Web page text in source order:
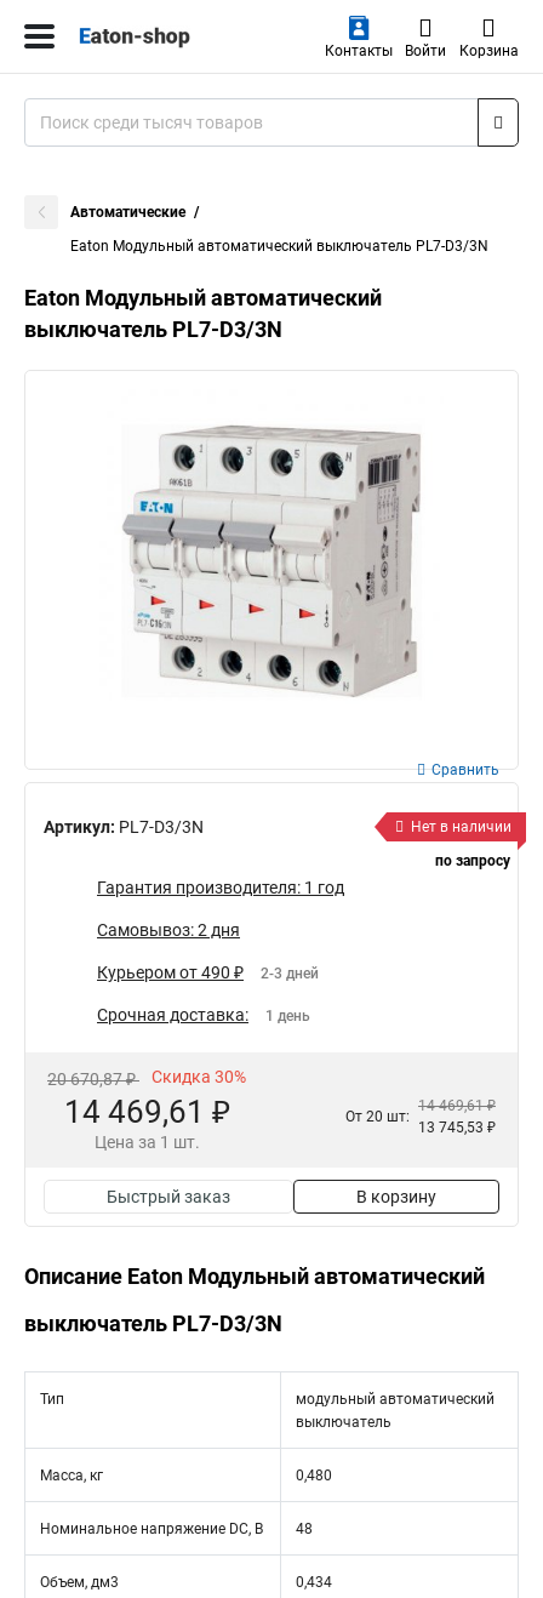
Контакты Войти Корзина
Автоматические
Eaton Модульный автоматический выключатель PL7-D3/3N
Eaton Модульный автоматический
выключатель PL7-D3/3N
Артикул: PL7-D3/3N
Сравнить
Нет в наличии
по запросу
Гарантия производителя: 1 год
Самовывоз: 2 дня
Курьером от 490 ₽ 2-3 дней
Срочная доставка: 1 день
20 670,87 ₽ Скидка 30%
14 469,61 ₽
Цена за 1 шт.
От 20 шт:
14 469,61 ₽
13 745,53 ₽
Быстрый заказ В корзину
Описание Eaton Модульный автоматический
выключатель PL7-D3/3N
Тип
модульный автоматический
выключатель
Масса, кг 0,480
Номинальное напряжение DC, В 48
Объем, дм3 0,434